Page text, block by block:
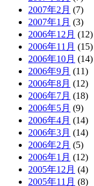
2007年2月 (7)
2007年1月 (3)
2006年12月 (12)
2006年11月 (15)
2006年10月 (14)
2006年9月 (11)
2006年8月 (12)
2006年7月 (18)
2006年5月 (9)
2006年4月 (14)
2006年3月 (14)
2006年2月 (5)
2006年1月 (12)
2005年12月 (4)
2005年11月 (8)